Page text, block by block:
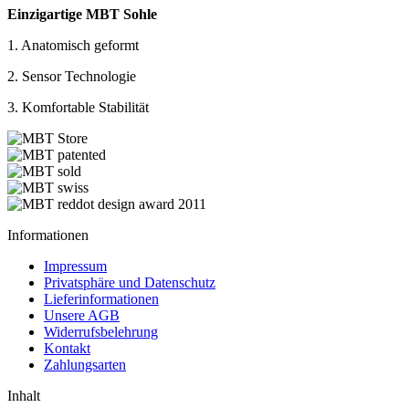
Einzigartige MBT Sohle
1. Anatomisch geformt
2. Sensor Technologie
3. Komfortable Stabilität
Informationen
Impressum
Privatsphäre und Datenschutz
Lieferinformationen
Unsere AGB
Widerrufsbelehrung
Kontakt
Zahlungsarten
Inhalt